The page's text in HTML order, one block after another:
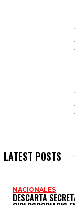
LATEST POSTS
NACIONALES
DESCARTA